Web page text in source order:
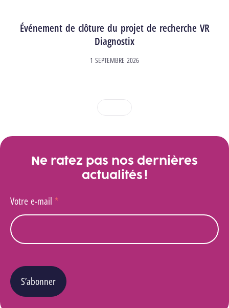
Événement de clôture du projet de recherche VR
Diagnostix
1 SEPTEMBRE 2026
1 2
Ne ratez pas nos dernières
actualités !
Votre e-mail *
S’abonner